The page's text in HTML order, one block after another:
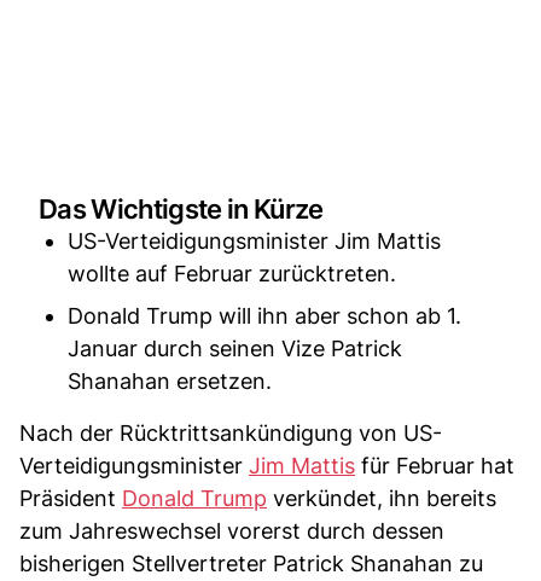
Das Wichtigste in Kürze
US-Verteidigungsminister Jim Mattis
wollte auf Februar zurücktreten.
Donald Trump will ihn aber schon ab 1.
Januar durch seinen Vize Patrick
Shanahan ersetzen.
Nach der Rücktrittsankündigung von US-
Verteidigungsminister Jim Mattis für Februar hat
Präsident Donald Trump verkündet, ihn bereits
zum Jahreswechsel vorerst durch dessen
bisherigen Stellvertreter Patrick Shanahan zu